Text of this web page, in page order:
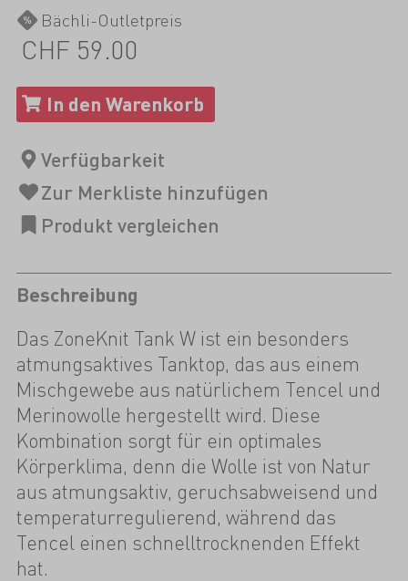
Bächli-Outletpreis
CHF 59.00
Beschreibung
Das ZoneKnit Tank W ist ein besonders
atmungsaktives Tanktop, das aus einem
Mischgewebe aus natürlichem Tencel und
Merinowolle hergestellt wird. Diese
Kombination sorgt für ein optimales
Körperklima, denn die Wolle ist von Natur
aus atmungsaktiv, geruchsabweisend und
temperaturregulierend, während das
Tencel einen schnelltrocknenden Effekt
hat.